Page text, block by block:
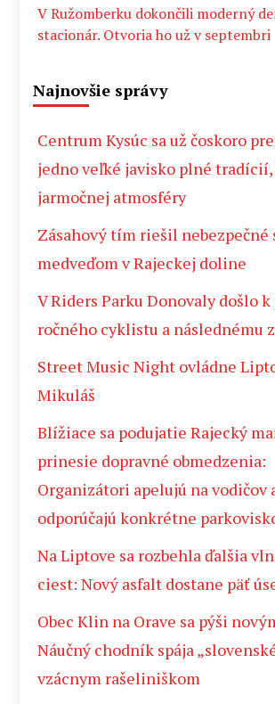
V Ružomberku dokončili moderný
stacionár. Otvoria ho už v septembri
Najnovšie správy
Centrum Kysúc sa už čoskoro
jedno veľké javisko plné tradícií,
jarmočnej atmosféry
Zásahový tím riešil nebezpečné
medveďom v Rajeckej doline
V Riders Parku Donovaly došlo k
ročného cyklistu a následnému
Street Music Night ovládne
Mikuláš
Blížiace sa podujatie Rajecký
prinesie dopravné obmedzenia:
Organizátori apelujú na vodičov
odporúčajú konkrétne
Na Liptove sa rozbehla ďalšia
ciest: Nový asfalt dostane päť
Obec Klin na Orave sa pýši
Náučný chodník spája
vzácnym rašeliniškom